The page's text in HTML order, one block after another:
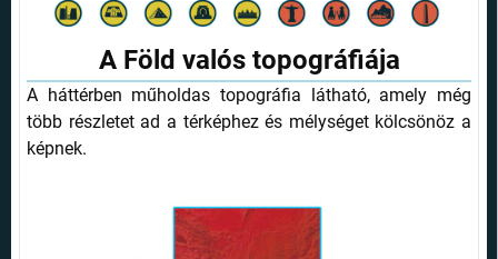
A Föld valós topográfiája
A háttérben műholdas topográfia látható, amely még
több részletet ad a térképhez és mélységet kölcsönöz a
képnek.